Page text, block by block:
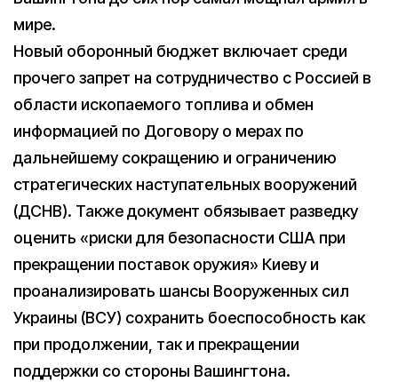
мире.
Новый оборонный бюджет включает среди
прочего запрет на сотрудничество с Россией в
области ископаемого топлива и обмен
информацией по Договору о мерах по
дальнейшему сокращению и ограничению
стратегических наступательных вооружений
(ДСНВ). Также документ обязывает разведку
оценить «риски для безопасности США при
прекращении поставок оружия» Киеву и
проанализировать шансы Вооруженных сил
Украины (ВСУ) сохранить боеспособность как
при продолжении, так и прекращении
поддержки со стороны Вашингтона.